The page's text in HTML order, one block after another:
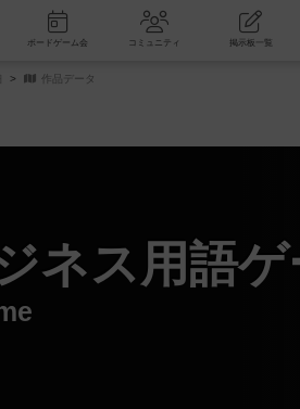
着レビュー ボードゲーム会 コミュニティ
作品データ
ネス用語ゲ